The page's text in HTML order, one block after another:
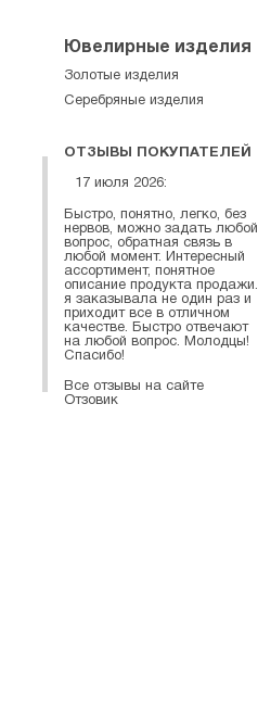
Ювелирные изделия
Золотые изделия
Серебряные изделия
ОТЗЫВЫ ПОКУПАТЕЛЕЙ
17 июля 2026:
Быстро, понятно, легко, без
нервов, можно задать любой
вопрос, обратная связь в
любой момент. Интересный
ассортимент, понятное
описание продукта продажи.
я заказывала не один раз и
приходит все в отличном
качестве. Быстро отвечают
на любой вопрос. Молодцы!
Спасибо!
Все отзывы на сайте
Отзовик